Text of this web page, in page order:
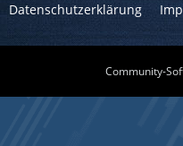
Datenschutzerklärung
Community-